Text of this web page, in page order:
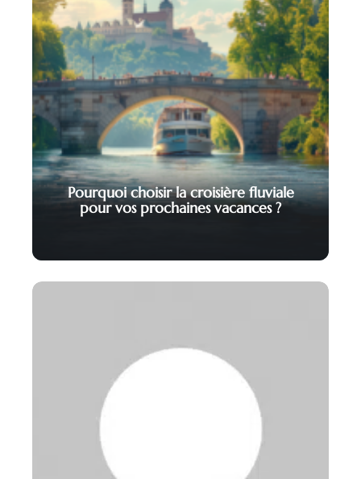
Pourquoi choisir la croisière fluviale
pour vos prochaines vacances ?